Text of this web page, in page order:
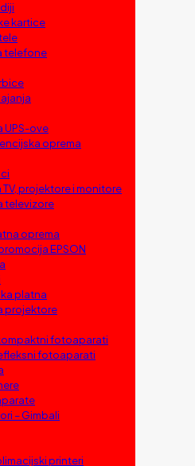
kartice
telefone
UPS-ove
oprema
TV, projektore i monitore
televizore
oprema
EPSON
platna
projektore
fotoaparati
fotoaparati
– Gimbali
printeri